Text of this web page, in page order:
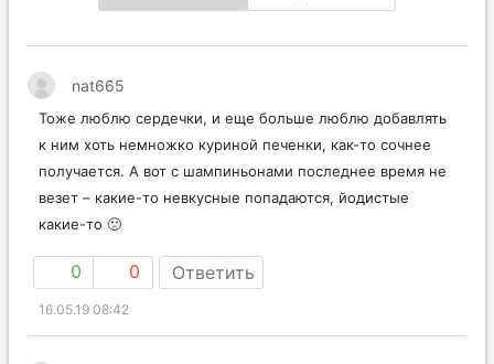
nat665
Тоже люблю сердечки, и еще больше люблю добавлять
к ним хоть немножко куриной печенки, как-то сочнее
получается. А вот с шампиньонами последнее время не
везет – какие-то невкусные попадаются, йодистые
какие-то 🙁
0 0 Ответить
16.05.19 08:42